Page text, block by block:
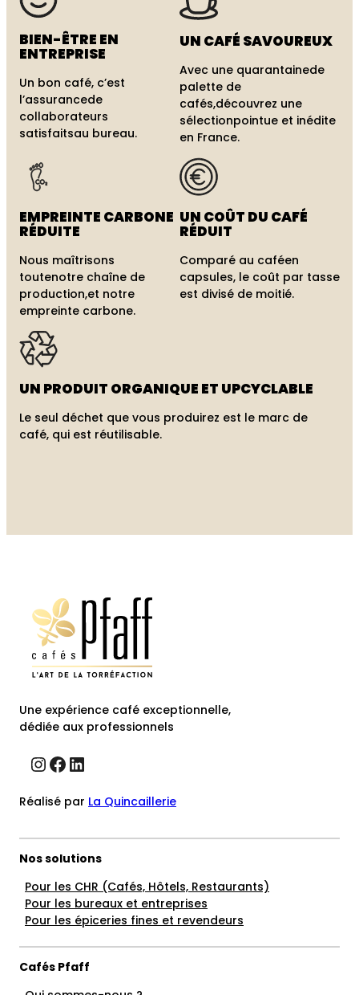
BIEN-ÊTRE EN
ENTREPRISE
Un bon café, c’est
l’assurancede
collaborateurs
satisfaitsau bureau.
UN CAFÉ SAVOUREUX
Avec une quarantainede
palette de
cafés,découvrez une
sélectionpointue et inédite
en France.
EMPREINTE CARBONE
RÉDUITE
Nous maîtrisons
toutenotre chaîne de
production,et notre
empreinte carbone.
UN COÛT DU CAFÉ
RÉDUIT
Comparé au caféen
capsules, le coût par tasse
est divisé de moitié.
UN PRODUIT ORGANIQUE ET UPCYCLABLE
Le seul déchet que vous produirez est le marc de
café, qui est réutilisable.
Une expérience café exceptionnelle,
dédiée aux professionnels
InstagramFacebook LinkedIn
Réalisé par La Quincaillerie
Nos solutions
Pour les CHR (Cafés, Hôtels, Restaurants)
Pour les bureaux et entreprises
Pour les épiceries fines et revendeurs
Cafés Pfaff